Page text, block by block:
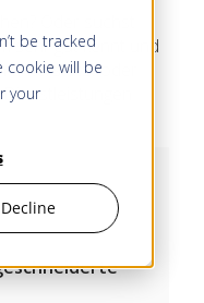
be tracked
cookie will be
your
Decline
Oder suchst
sehr gut kennt und
unterstützt oder